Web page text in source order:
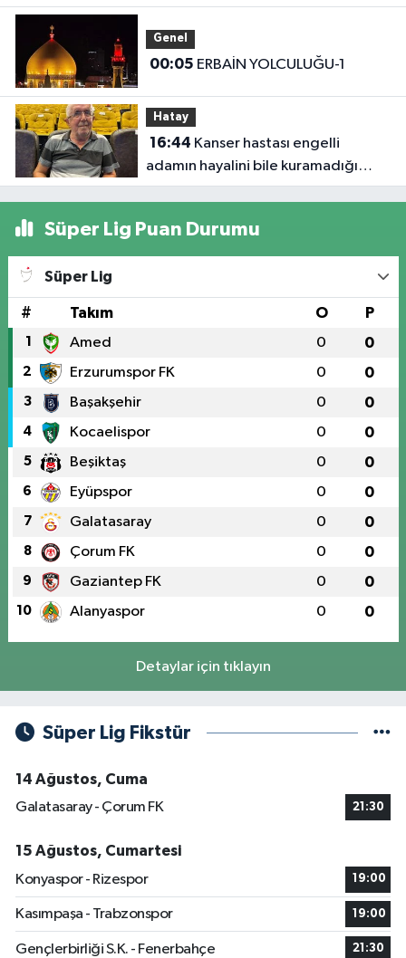
Iğdır’daki Kurumlara Ziyaret ve
Üretim İncelemesi
Genel
00:05 ERBAİN YOLCULUĞU-1
Hatay
16:44
adamın hayalini bile kuramadığı
evine kavuşunca döktüğü gözyaşı
Süper Lig Puan Durumu
Süper Lig
# Takım O P
1 Amed 0 0
2 Erzurumspor FK 0 0
3 Başakşehir 0 0
4 Kocaelispor 0 0
5 Beşiktaş 0 0
6 Eyüpspor 0 0
7 Galatasaray 0 0
8 Çorum FK 0 0
9 Gaziantep FK 0 0
10 Alanyaspor 0 0
Detaylar için tıklayın
Süper Lig Fikstür
14 Ağustos, Cuma
Galatasaray - Çorum FK
21:30
15 Ağustos, Cumartesi
Konyaspor - Rizespor
19:00
Kasımpaşa - Trabzonspor 19:00
Gençlerbirliği S.K. - Fenerbahçe 21:30